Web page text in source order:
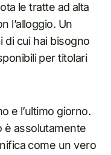
le tratte ad alta
l’alloggio. Un
di cui hai bisogno
per titolari
e l’ultimo giorno.
è assolutamente
come un vero